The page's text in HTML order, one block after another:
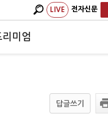
LIVE 전자신문
리미엄
답글쓰기